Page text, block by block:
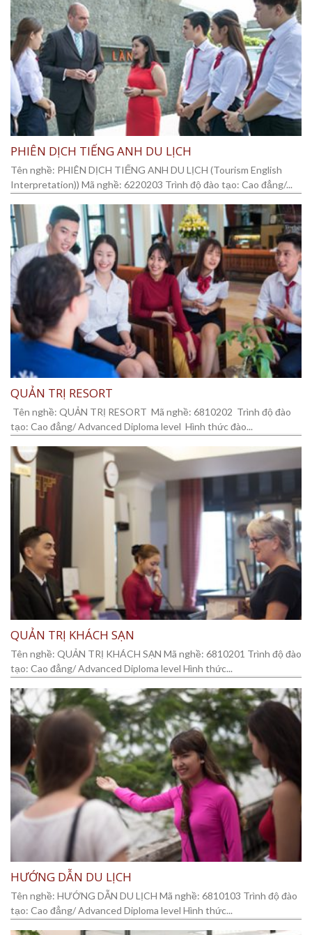
PHIÊN DỊCH TIẾNG ANH DU LỊCH
Tên nghề: PHIÊN DỊCH TIẾNG ANH DU LỊCH (Tourism English
Interpretation)) Mã nghề: 6220203 Trình độ đào tạo: Cao đẳng/...
QUẢN TRỊ RESORT
Tên nghề: QUẢN TRỊ RESORT Mã nghề: 6810202 Trình độ đào
tạo: Cao đẳng/ Advanced Diploma level Hình thức đào...
QUẢN TRỊ KHÁCH SẠN
Tên nghề: QUẢN TRỊ KHÁCH SẠN Mã nghề: 6810201 Trình độ đào
tạo: Cao đẳng/ Advanced Diploma level Hình thức...
HƯỚNG DẪN DU LỊCH
Tên nghề: HƯỚNG DẪN DU LỊCH Mã nghề: 6810103 Trình độ đào
tạo: Cao đẳng/ Advanced Diploma level Hình thức...